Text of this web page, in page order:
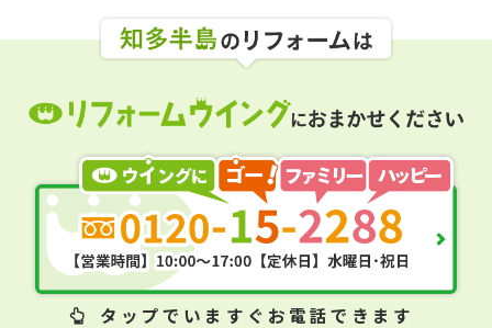
タップでいますぐお電話できます